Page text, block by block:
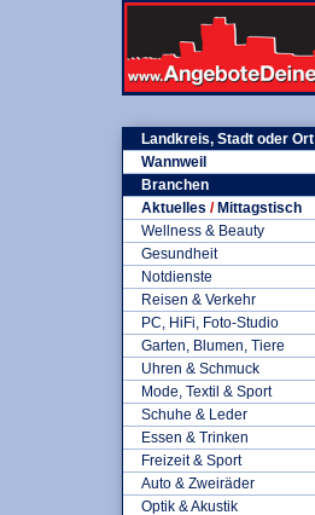
Landkreis, Stadt oder Ort
Wannweil
Branchen
Aktuelles /Mittagstisch
Wellness & Beauty
Gesundheit
Notdienste
Reisen & Verkehr
PC, HiFi, Foto-Studio
Garten, Blumen, Tiere
Uhren & Schmuck
Mode, Textil & Sport
Schuhe & Leder
Essen & Trinken
Freizeit & Sport
Auto & Zweiräder
Optik & Akustik